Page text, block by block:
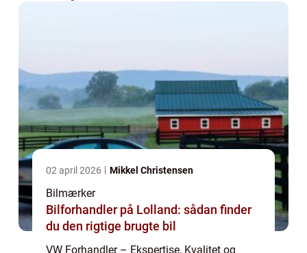
02 april 2026 Mikkel Christensen
Bilmærker
Bilforhandler på Lolland: sådan finder
du den rigtige brugte bil
VW Forhandler – Ekspertise, Kvalitet og